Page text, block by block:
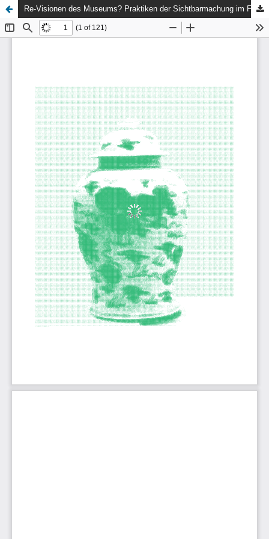
Re-Visionen des Museums? Praktiken der Sichtbarmachung im Feld des Politischen